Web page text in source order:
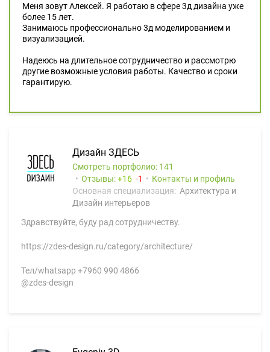
Меня зовут Алексей. Я работаю в сфере 3д дизайна уже
более 15 лет.
Занимаюсь профессионально 3д моделированием и
визуализацией.
Надеюсь на длительное сотрудничество и рассмотрю
другие возможные условия работы. Качество и сроки
гарантирую.
Дизайн ЗДЕСЬ
Смотреть портфолио: 141
Отзывы:
16 1
Контакты и профиль
Основная специализация: Архитектура и
Дизайн интерьеров
Здравствуйте, буду рад сотрудничеству.
https://zdes-design.ru/category/architecture/
Тел/whatsapp +7960 990 4866
@zdes-design